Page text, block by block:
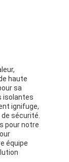
haute
sa
isolantes
ignifuge,
sécurité.
pour notre
équipe